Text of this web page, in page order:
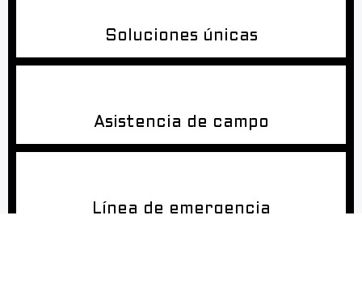
Soluciones únicas
Asistencia de campo
Línea de emergencia